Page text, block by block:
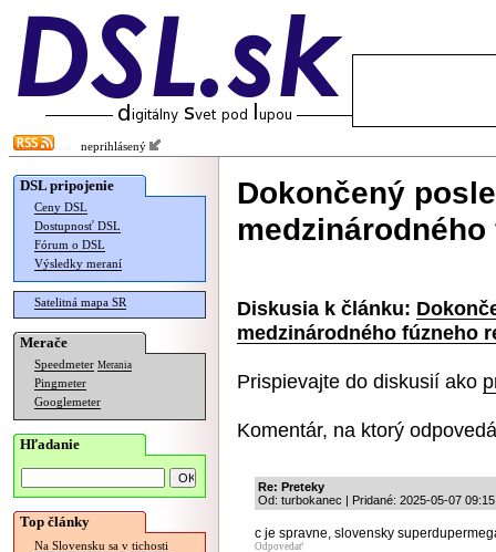
neprihlásený
DSL pripojenie
Ceny DSL
Dostupnosť DSL
Fórum o DSL
Výsledky meraní
Satelitná mapa SR
Merače
Speedmeter Merania
Pingmeter
Googlemeter
Hľadanie
Top články
Na Slovensku sa v tichosti
Dokončený
Diskusia k článku:
medzinárodného fúzneho
Prispievajte do diskusií ako
Komentár, na ktorý
Re: Preteky
Od: turbokanec | Pridané: 2025-05-07
c je spravne, slovensky
Odpovedať